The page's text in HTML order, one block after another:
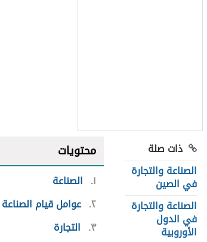
ذات صلة
الصناعة والتجارة
في الصين
الصناعة والتجارة
في الدول
الأوروبية
محتويات
١ الصناعة
٢ عوامل قيام الصناعة
٣ التجارة